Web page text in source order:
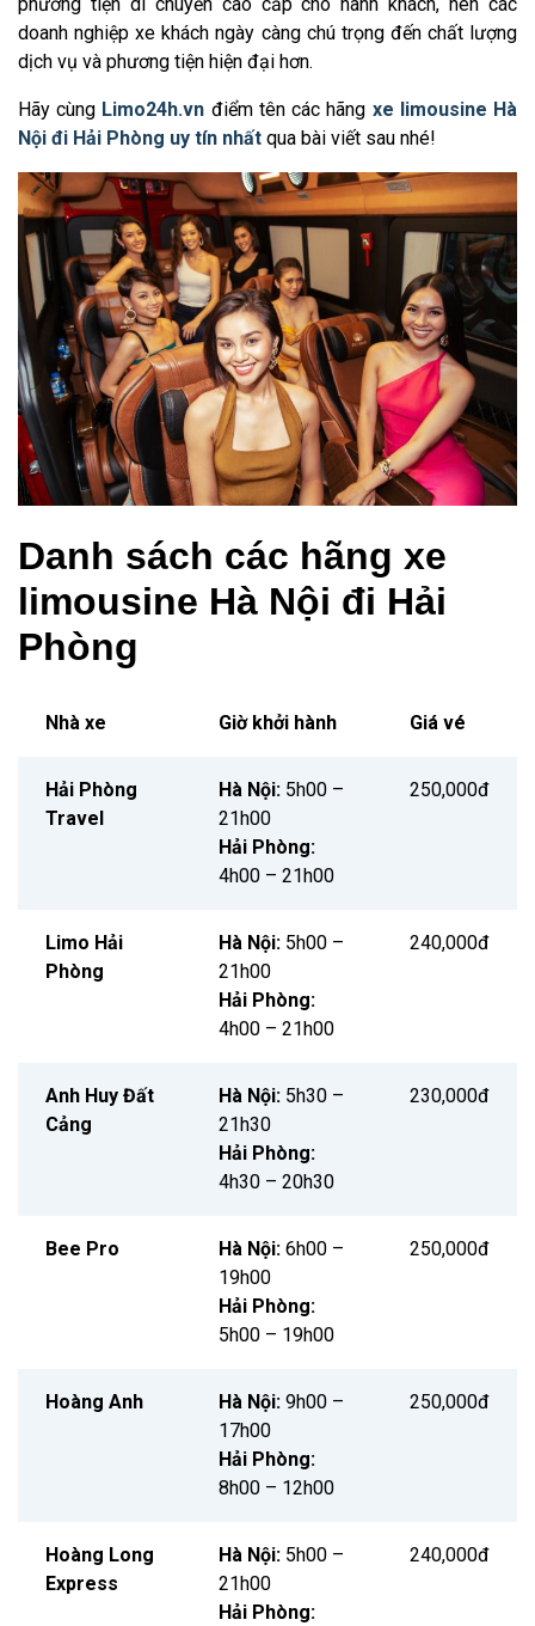
phương tiện di chuyển cao cấp cho hành khách, nên các
doanh nghiệp xe khách ngày càng chú trọng đến chất lượng
dịch vụ và phương tiện hiện đại hơn.
Hãy cùng Limo24h.vn điểm tên các hãng xe limousine Hà
Nội đi Hải Phòng uy tín nhất qua bài viết sau nhé!
Danh sách các hãng xe
limousine Hà Nội đi Hải
Phòng
Nhà xe Giờ khởi hành Giá vé
Hải Phòng
Travel
Hà Nội:5h00 –
21h00
Hải Phòng:
4h00 – 21h00
250,000đ
Limo Hải
Phòng
Hà Nội:5h00 –
21h00
Hải Phòng:
4h00 – 21h00
240,000đ
Anh Huy Đất
Cảng
Hà Nội: 5h30 –
21h30
Hải Phòng:
4h30 – 20h30
230,000đ
Bee Pro Hà Nội:6h00 –
19h00
Hải Phòng:
5h00 – 19h00
250,000đ
Hoàng Anh Hà Nội:9h00 –
17h00
Hải Phòng:
8h00 – 12h00
250,000đ
Hoàng Long
Express
Hà Nội:5h00 –
21h00
Hải Phòng:
240,000đ